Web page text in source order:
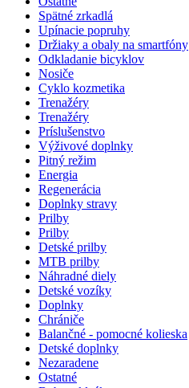
Spätné zrkadlá
Upínacie popruhy
Držiaky a obaly na smartfóny
Odkladanie bicyklov
Nosiče
Cyklo kozmetika
Trenažéry
Trenažéry
Príslušenstvo
Výživové doplnky
Pitný režim
Energia
Regenerácia
Doplnky stravy
Prilby
Prilby
Detské prilby
MTB prilby
Náhradné diely
Detské vozíky
Doplnky
Chrániče
Balančné - pomocné kolieska
Detské doplnky
Nezaradene
Ostatné